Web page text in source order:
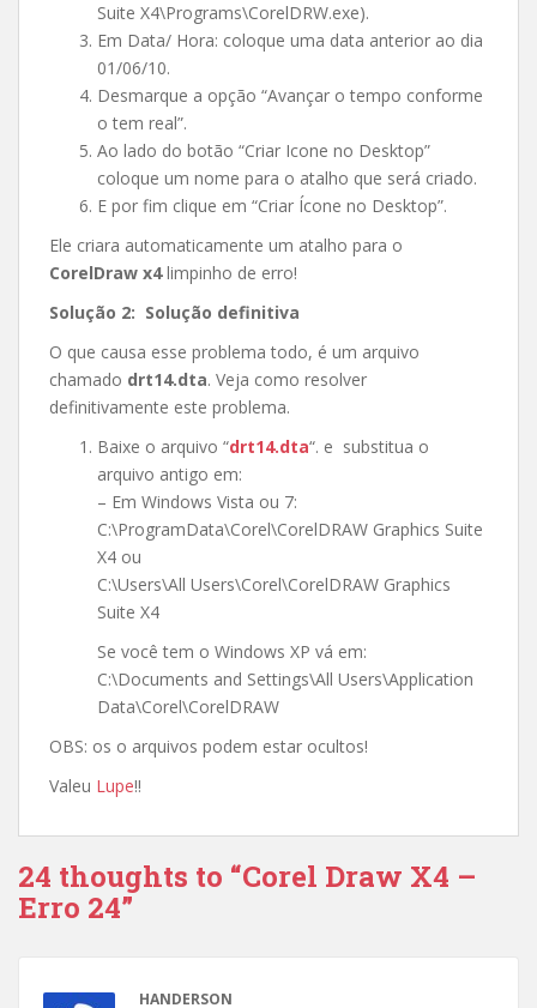
Suite X4\Programs\CorelDRW.exe).
Em Data/ Hora: coloque uma data anterior ao dia
01/06/10.
Desmarque a opção “Avançar o tempo conforme
o tem real”.
Ao lado do botão “Criar Icone no Desktop”
coloque um nome para o atalho que será criado.
E por fim clique em “Criar Ícone no Desktop”.
Ele criara automaticamente um atalho para o
CorelDraw x4limpinho de erro!
Solução 2: Solução definitiva
O que causa esse problema todo, é um arquivo
chamado drt14.dta. Veja como resolver
definitivamente este problema.
Baixe o arquivo “drt14.dta“. e substitua o
arquivo antigo em:
– Em Windows Vista ou 7:
C:\ProgramData\Corel\CorelDRAW Graphics Suite
X4 ou
C:\Users\All Users\Corel\CorelDRAW Graphics
Suite X4
Se você tem o Windows XP vá em:
C:\Documents and Settings\All Users\Application
Data\Corel\CorelDRAW
OBS: os o arquivos podem estar ocultos!
Valeu Lupe!!
24 thoughts to “Corel Draw X4 –
Erro 24”
HANDERSON